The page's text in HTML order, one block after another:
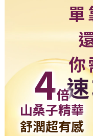
單
你
4倍
山桑子精華
舒潤超有感